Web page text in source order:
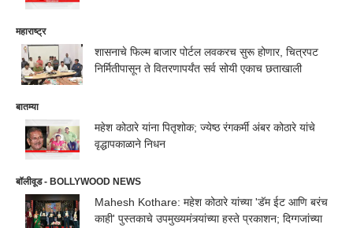
महाराष्ट्र
शासनाचे फिल्म बाजार पोर्टल लवकरच सुरू होणार, चित्रपट
निर्मितीपासून ते वितरणापर्यंत सर्व सोयी एकाच छताखाली
बातम्या
महेश कोठारे यांना पितृशोक; ज्येष्ठ रंगकर्मी अंबर कोठारे यांचे
वृद्धापकाळाने निधन
बॉलीवूड - BOLLYWOOD NEWS
Mahesh Kothare: महेश कोठारे यांच्या 'डॅम ईट आणि बरंच
काही' पुस्तकाचे उपमुख्यमंत्र्यांच्या हस्ते प्रकाशन; दिग्गजांच्या